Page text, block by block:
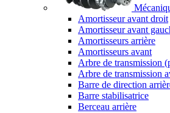
Amortisseur avant droit
Amortisseur avant
Amortisseurs arrière
Amortisseurs avant
Arbre de transmission
Arbre de transmission
Barre de direction
Barre stabilisatrice
Berceau arrière